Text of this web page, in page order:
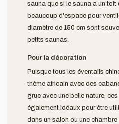
sauna que si le sauna a un toit
beaucoup d'espace pour
diamètre de 150 cm sont
petits saunas.
Pour la décoration
Puisque tous les éventails
thème africain avec des
grue avec une belle nature,
également idéaux pour être
dans un salon ou une